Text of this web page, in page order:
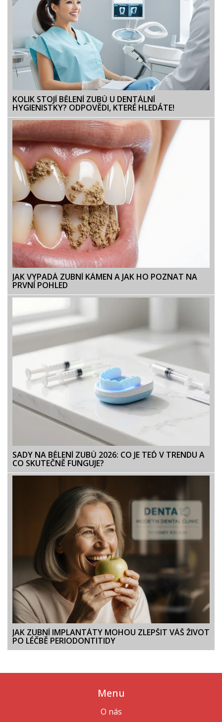
KOLIK STOJÍ BĚLENÍ ZUBŮ U DENTÁLNÍ
HYGIENISTKY? ODPOVĚDI, KTERÉ HLEDÁTE!
JAK VYPADÁ ZUBNÍ KÁMEN A JAK HO POZNAT NA
PRVNÍ POHLED
SADY NA BĚLENÍ ZUBŮ 2026: CO JE TEĎ V TRENDU A
CO SKUTEČNĚ FUNGUJE?
JAK ZUBNÍ IMPLANTÁTY MOHOU ZLEPŠIT VÁŠ ŽIVOT
PO LÉČBĚ PERIODONTITIDY
Menu
O nás